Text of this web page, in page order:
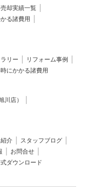
売却実績一覧
る諸費用
リー
リフォーム事例
にかかる諸費用
川店）
介
スタッフブログ
お問合せ
ダウンロード